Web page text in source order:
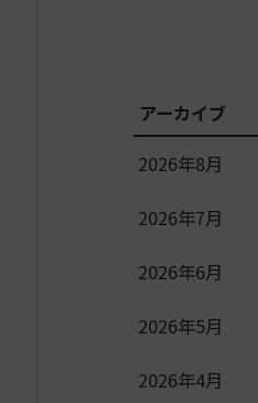
アーカイブ
2026年8月
2026年7月
2026年6月
2026年5月
2026年4月